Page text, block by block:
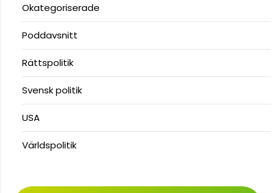
Okategoriserade
Poddavsnitt
Rättspolitik
Svensk politik
USA
Världspolitik